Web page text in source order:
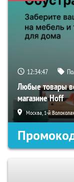
12:34:46
Любые товары
магазине Hoff
Москва, 1-й